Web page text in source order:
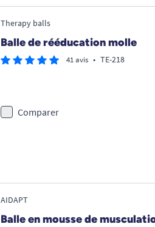
Therapy balls
Balle de rééducation molle
41 avis • TE-218
Comparer
AIDAPT
Balle en mousse de